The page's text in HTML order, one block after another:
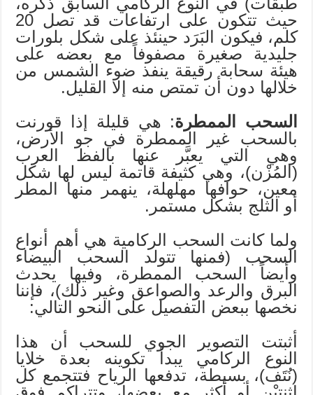
حيث تتكون على ارتفاعات قد تصل 20
كلم، فيكون البَرَد حينئذ على شكل بلورات
جليدية صغيرة مصفوفاً مع بعضه على
هيئة سحابة رقيقة ينفذ ضوء الشمس من
خلالها دون أن تمتص منه إلا القليل.
السحب الممطرة: هي قليلة إذا قورنت
بالسحب غير الممطرة في جو الأرض،
وهي التي يعبَّر عنها بالفظ العرب
(المُزْن)، وهي كثيفة قاتمة ليس لها شكل
معين، حوافها مهلهلة، ينهمر منها المطر
أو الثلج بشكل مستمر.
ولما كانت السحب الركامية هي أهم أنواع
السحب (فمنها تتولد السحب البيضاء
وأيضاً السحب الممطرة، وفيها يحدث
البرق والرعد والصواعق وغير ذلك)، فإننا
نخصها ببعض التفصيل على النحو التالي:
أثبتت التصوير الجوي للسحب أن هذا
النوع الركامي يبدأ تكوينه بعدة خلايا
(نُتَف)، بسيطة، تدفعها الرياح فتتجمع كل